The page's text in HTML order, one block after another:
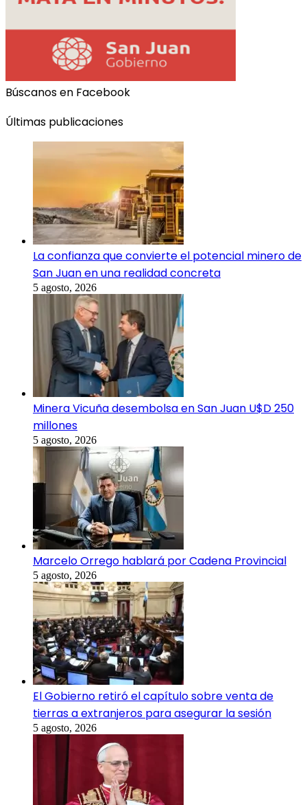
Búscanos en Facebook
Últimas publicaciones
La confianza que convierte el potencial minero de
San Juan en una realidad concreta
5 agosto, 2026
Minera Vicuña desembolsa en San Juan U$D 250
millones
5 agosto, 2026
Marcelo Orrego hablará por Cadena Provincial
5 agosto, 2026
El Gobierno retiró el capítulo sobre venta de
tierras a extranjeros para asegurar la sesión
5 agosto, 2026